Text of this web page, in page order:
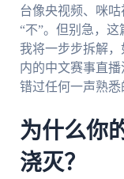
台像央视频、咪
“不”。但别急，这
我将一步步拆解
内的中文赛事直
错过任何一声熟悉
为什么你
浇灭？